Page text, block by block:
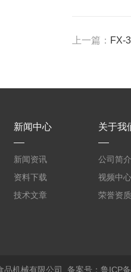
上一篇： FX-
新闻中心
新闻资讯
资料下载
技术文章
关于我
公司简介
视频中心
荣誉资质
品机械有限公司 备案号：鲁ICP